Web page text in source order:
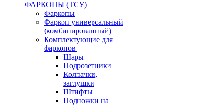
ФАРКОПЫ (ТСУ)
Фаркопы
Фаркоп универсальный
(комбинированный)
Комплектующие для
фаркопов
Шары
Подрозетники
Колпачки,
заглушки
Штифты
Подножки на